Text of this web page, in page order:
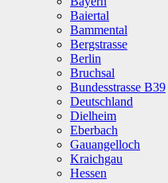
Baiertal
Bammental
Bergstrasse
Berlin
Bruchsal
Bundesstrasse B39
Deutschland
Dielheim
Eberbach
Gauangelloch
Kraichgau
Hessen